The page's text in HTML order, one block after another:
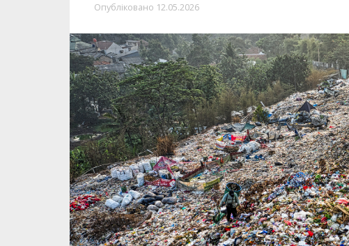
Опубліковано 12.05.2026